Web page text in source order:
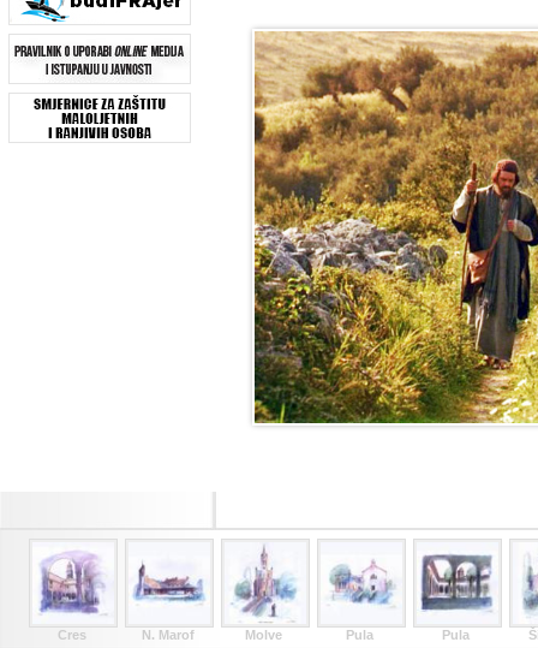
Cres N. Marof Molve Pula Pula